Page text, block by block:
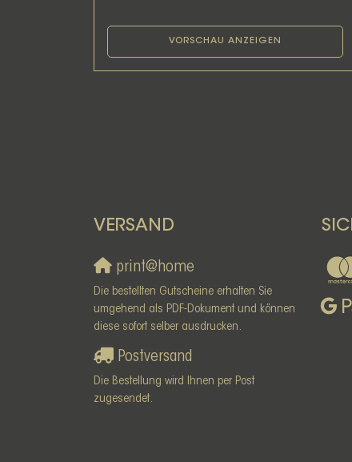
VORSCHAU ANZEIGEN
VERSAND
print@home
Die bestellten Gutscheine erhalten Sie
umgehend als PDF-Dokument und können
diese sofort selber ausdrucken.
Postversand
Die Bestellung wird Ihnen per Post
zugesendet.